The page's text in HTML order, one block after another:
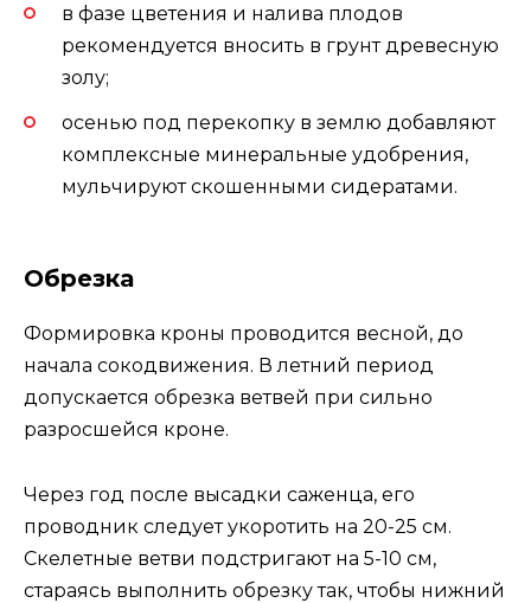
в фазе цветения и налива плодов
рекомендуется вносить в грунт древесную
золу;
осенью под перекопку в землю добавляют
комплексные минеральные удобрения,
мульчируют скошенными сидератами.
Обрезка
Формировка кроны проводится весной, до
начала сокодвижения. В летний период
допускается обрезка ветвей при сильно
разросшейся кроне.
Через год после высадки саженца, его
проводник следует укоротить на 20-25 см.
Скелетные ветви подстригают на 5-10 см,
стараясь выполнить обрезку так, чтобы нижний